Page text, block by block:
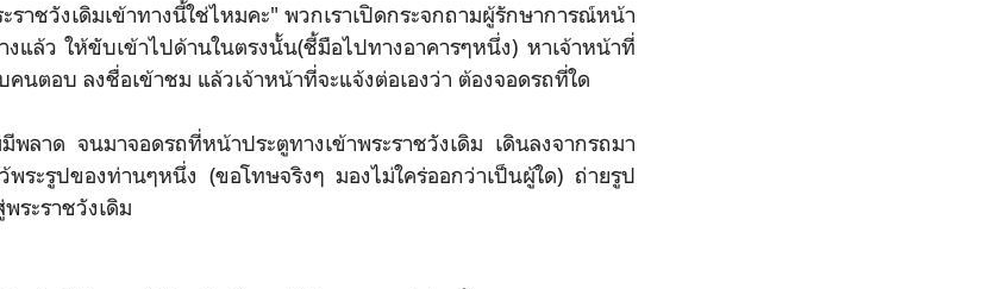
าชวังเดิมเข้าทางนี้ใช่ไหมคะ" พวกเราเปิดกระจกถามผู้รักษาการณ์หน้า
แล้ว ให้ขับเข้าไปด้านในตรงนั้น(ชี้มือไปทางอาคารๆหนึ่ง) หาเจ้าหน้าที่
นตอบ ลงชื่อเข้าชม แล้วเจ้าหน้าที่จะแจ้งต่อเองว่า ต้องจอดรถที่ใด
าด จนมาจอดรถที่หน้าประตูทางเข้าพระราชวังเดิม เดินลงจากรถมา
ระรูปของท่านๆหนึ่ง (ขอโทษจริงๆ มองไม่ใคร่ออกว่าเป็นผู้ใด) ถ่ายรูป
ระราชวังเดิม